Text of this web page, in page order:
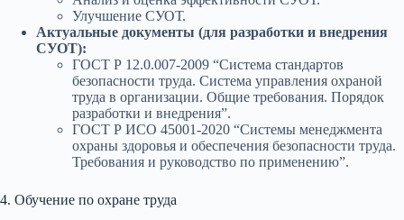
Улучшение СУОТ.
Актуальные документы (для разработки и внедрения
СУОТ):
ГОСТ Р 12.0.007-2009 “Система стандартов
безопасности труда. Система управления охраной
труда в организации. Общие требования. Порядок
разработки и внедрения”.
ГОСТ Р ИСО 45001-2020 “Системы менеджмента
охраны здоровья и обеспечения безопасности труда.
Требования и руководство по применению”.
4. Обучение по охране труда